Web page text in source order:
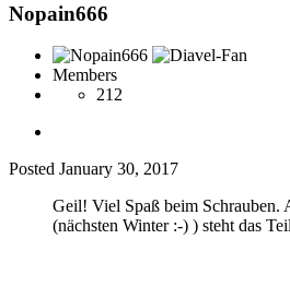
Nopain666
Members
212
Posted January 30, 2017
Geil! Viel Spaß beim Schrauben.
(nächsten Winter :-) ) steht das